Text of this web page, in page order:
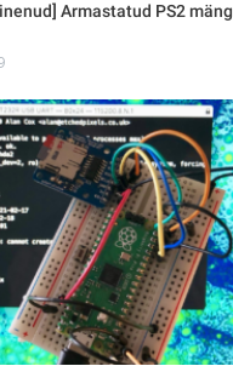
Armastatud PS2 mäng